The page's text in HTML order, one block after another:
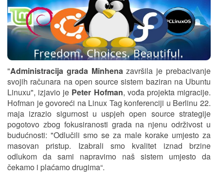
"Administracija grada Minhenazavršila je prebacivanje
svojih računara na open source sistem baziran na Ubuntu
Linuxu", izjavio je Peter Hofman, vođa projekta migracije.
Hofman je govoreći na Linux Tag konferenciji u Berlinu 22.
maja izrazio sigurnost u uspjeh open source strategije
pogotovo zbog fokusiranosti grada na njenu održivost u
budućnosti: "Odlučili smo se za male korake umjesto za
masovan pristup. Izabrali smo kvalitet iznad brzine
odlukom da sami napravimo naš sistem umjesto da
čekamo i plaćamo drugima“.